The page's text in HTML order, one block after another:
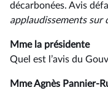
décarbonées. Avis
applaudissements sur
Mme la présidente
Quel est l’avis du
Mme Agnès Pannier-